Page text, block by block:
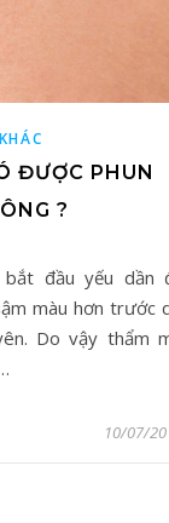
ĐƯỢC PHUN
?
đầu yếu dần
màu hơn trước
Do vậy thẩm
10/07/